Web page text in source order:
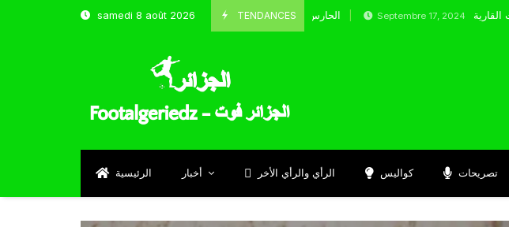
samedi 8 août 2026 TENDANCES
الحارس بوحلفاية يتحدث عن طموحاته مع المنتخب و شباب Septembre 17, 2024
الرئيسية أخبار الرأي والرأي الأخر كواليس تصريحات